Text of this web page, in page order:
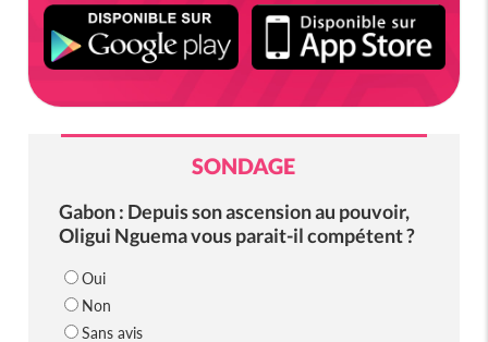
SONDAGE
Gabon : Depuis son ascension au pouvoir,
Oligui Nguema vous parait-il compétent ?
Oui
Non
Sans avis